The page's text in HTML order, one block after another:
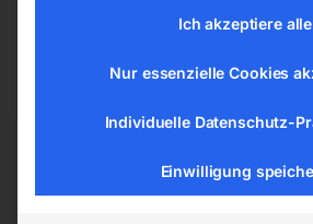
office@elmag.at
Österreich
Ich akzeptiere alle
Nur essenzielle Cookies
Individuelle Datenschutz-
Einwilligung